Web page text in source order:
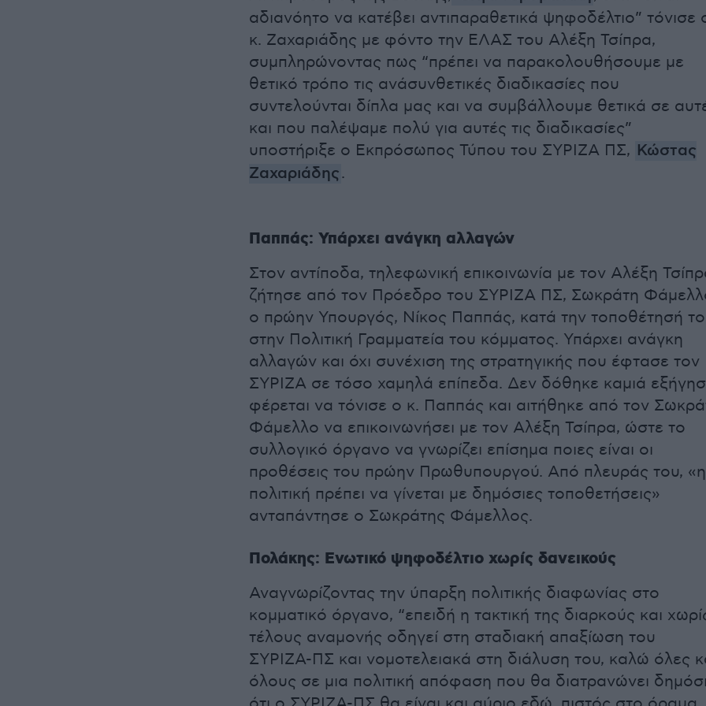
αδιανόητο να κατέβει αντιπαραθετικά ψηφοδέλτιο” τόνισε
κ. Ζαχαριάδης με φόντο την ΕΛΑΣ του Αλέξη Τσίπρα,
συμπληρώνοντας πως “πρέπει να παρακολουθήσουμε με
θετικό τρόπο τις ανάσυνθετικές διαδικασίες που
συντελούνται δίπλα μας και να συμβάλλουμε θετικά σε
και που παλέψαμε πολύ για αυτές τις διαδικασίες”
υποστήριξε ο Εκπρόσωπος Τύπου του ΣΥΡΙΖΑ ΠΣ, Κώστας
Ζαχαριάδης.
Παππάς: Υπάρχει ανάγκη αλλαγών
Στον αντίποδα, τηλεφωνική επικοινωνία με τον Αλέξη
ζήτησε από τον Πρόεδρο του ΣΥΡΙΖΑ ΠΣ, Σωκράτη
ο πρώην Υπουργός, Νίκος Παππάς, κατά την τοποθέτησή
στην Πολιτική Γραμματεία του κόμματος. Υπάρχει ανάγκη
αλλαγών και όχι συνέχιση της στρατηγικής που έφτασε τον
ΣΥΡΙΖΑ σε τόσο χαμηλά επίπεδα. Δεν δόθηκε καμιά
φέρεται να τόνισε ο κ. Παππάς και αιτήθηκε από τον
Φάμελλο να επικοινωνήσει με τον Αλέξη Τσίπρα, ώστε το
συλλογικό όργανο να γνωρίζει επίσημα ποιες είναι οι
προθέσεις του πρώην Πρωθυπουργού. Από πλευράς του, «η
πολιτική πρέπει να γίνεται με δημόσιες τοποθετήσεις»
ανταπάντησε ο Σωκράτης Φάμελλος.
Πολάκης: Ενωτικό ψηφοδέλτιο χωρίς δανεικούς
Αναγνωρίζοντας την ύπαρξη πολιτικής διαφωνίας στο
κομματικό όργανο, “επειδή η τακτική της διαρκούς και
τέλους αναμονής οδηγεί στη σταδιακή απαξίωση του
ΣΥΡΙΖΑ-ΠΣ και νομοτελειακά στη διάλυση του, καλώ όλες
όλους σε μια πολιτική απόφαση που θα διατρανώνει